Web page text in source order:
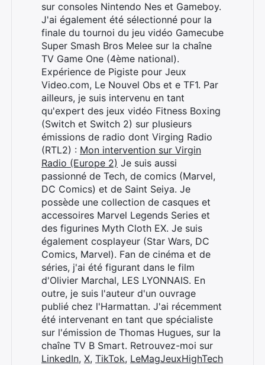
sur consoles Nintendo Nes et Gameboy.
J'ai également été sélectionné pour la
finale du tournoi du jeu vidéo Gamecube
Super Smash Bros Melee sur la chaîne
TV Game One (4ème national).
Expérience de Pigiste pour Jeux
Video.com, Le Nouvel Obs et e TF1. Par
ailleurs, je suis intervenu en tant
qu'expert des jeux vidéo Fitness Boxing
(Switch et Switch 2) sur plusieurs
émissions de radio dont Virging Radio
(RTL2) : Mon intervention sur Virgin
Radio (Europe 2) Je suis aussi
passionné de Tech, de comics (Marvel,
DC Comics) et de Saint Seiya. Je
possède une collection de casques et
accessoires Marvel Legends Series et
des figurines Myth Cloth EX. Je suis
également cosplayeur (Star Wars, DC
Comics, Marvel). Fan de cinéma et de
séries, j'ai été figurant dans le film
d'Olivier Marchal, LES LYONNAIS. En
outre, je suis l'auteur d'un ouvrage
publié chez l'Harmattan. J'ai récemment
été intervenant en tant que spécialiste
sur l'émission de Thomas Hugues, sur la
chaîne TV B Smart. Retrouvez-moi sur
LinkedIn, X, TikTok, LeMagJeuxHighTech